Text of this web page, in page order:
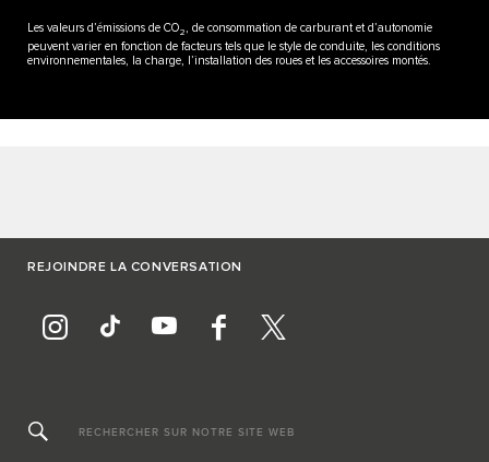
Les valeurs d’émissions de CO2
, de consommation de carburant et d’autonomie
peuvent varier en fonction de facteurs tels que le style de conduite, les conditions
environnementales, la charge, l’installation des roues et les accessoires montés.
REJOINDRE LA CONVERSATION
RECHERCHER SUR NOTRE SITE WEB